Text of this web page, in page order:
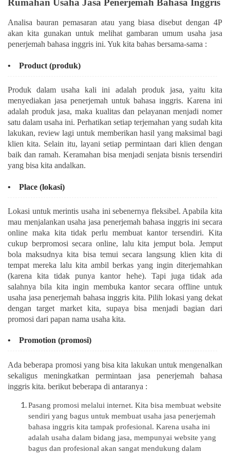
Rumahan Usaha Jasa Penerjemah Bahasa Inggris
Analisa bauran pemasaran atau yang biasa disebut dengan 4P
akan kita gunakan untuk melihat gambaran umum usaha jasa
penerjemah bahasa inggris ini. Yuk kita bahas bersama-sama :
• Product (produk)
Produk dalam usaha kali ini adalah produk jasa, yaitu kita
menyediakan jasa penerjemah untuk bahasa inggris. Karena ini
adalah produk jasa, maka kualitas dan pelayanan menjadi nomer
satu dalam usaha ini. Perhatikan setiap terjemahan yang sudah kita
lakukan, review lagi untuk memberikan hasil yang maksimal bagi
klien kita. Selain itu, layani setiap permintaan dari klien dengan
baik dan ramah. Keramahan bisa menjadi senjata bisnis tersendiri
yang bisa kita andalkan.
• Place (lokasi)
Lokasi untuk merintis usaha ini sebenernya fleksibel. Apabila kita
mau menjalankan usaha jasa penerjemah bahasa inggris ini secara
online maka kita tidak perlu membuat kantor tersendiri. Kita
cukup berpromosi secara online, lalu kita jemput bola. Jemput
bola maksudnya kita bisa temui secara langsung klien kita di
tempat mereka lalu kita ambil berkas yang ingin diterjemahkan
(karena kita tidak punya kantor hehe). Tapi juga tidak ada
salahnya bila kita ingin membuka kantor secara offline untuk
usaha jasa penerjemah bahasa inggris kita. Pilih lokasi yang dekat
dengan target market kita, supaya bisa menjadi bagian dari
promosi dari papan nama usaha kita.
• Promotion (promosi)
Ada beberapa promosi yang bisa kita lakukan untuk mengenalkan
sekaligus meningkatkan permintaan jasa penerjemah bahasa
inggris kita. berikut beberapa di antaranya :
Pasang promosi melalui internet. Kita bisa membuat website
sendiri yang bagus untuk membuat usaha jasa penerjemah
bahasa inggris kita tampak profesional. Karena usaha ini
adalah usaha dalam bidang jasa, mempunyai website yang
bagus dan profesional akan sangat mendukung dalam